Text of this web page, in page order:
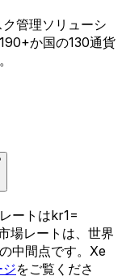
管理ソリューシ
か国の130通貨
ートはkr1=
場レートは、世界
中間点です。Xe
をご覧くださ